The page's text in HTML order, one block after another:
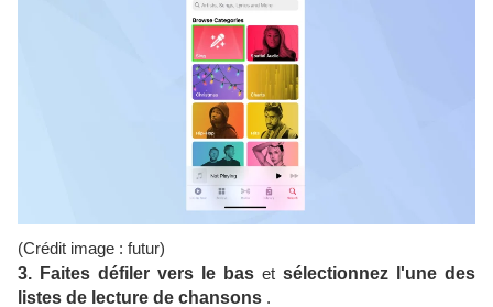
(Crédit image : futur)
3. Faites défiler vers le bas et sélectionnez l'une des
listes de lecture de chansons .